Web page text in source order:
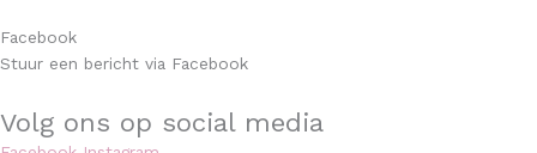
Facebook
Stuur een bericht via Facebook
Volg ons op social media